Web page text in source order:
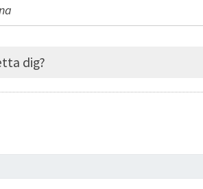
dig?